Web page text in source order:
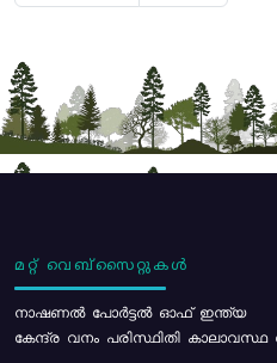
മറ്റ് വെബ്സൈറ്റുകൾ
നാഷണൽ പോർട്ടൽ ഓഫ് ഇന്ത്യ
കേന്ദ്ര വനം പരിസ്ഥിതി